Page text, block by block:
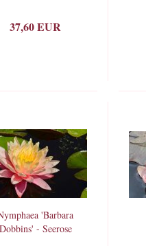
37,60 EUR
'Barbara
Dobbins' - Seerose